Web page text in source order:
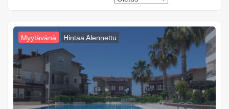
Myytävänä Hintaa Alennettu